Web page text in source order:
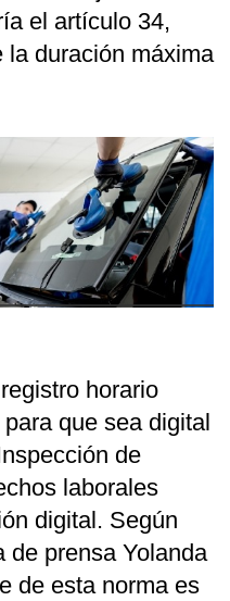
el artículo 34,
la duración máxima
horario
que sea digital
de
laborales
digital. Según
de prensa Yolanda
de esta norma es